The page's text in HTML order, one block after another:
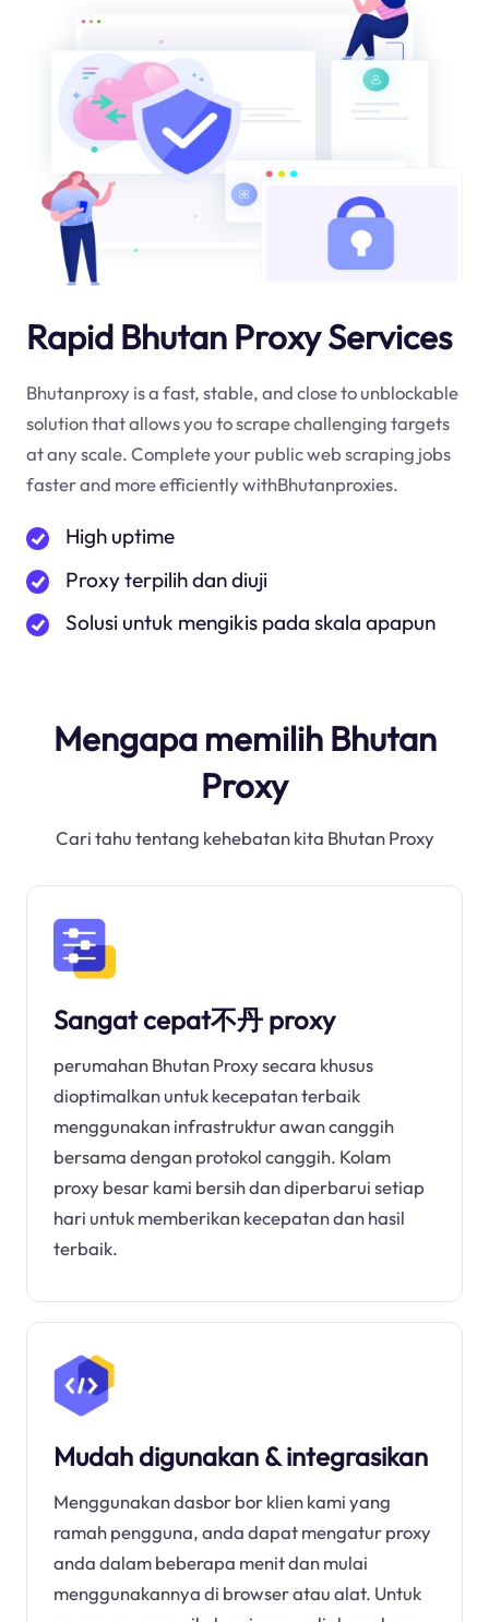
Rapid Bhutan Proxy Services
Bhutanproxy is a fast, stable, and close to unblockable
solution that allows you to scrape challenging targets
at any scale. Complete your public web scraping jobs
faster and more efficiently withBhutanproxies.
High uptime
Proxy terpilih dan diuji
Solusi untuk mengikis pada skala apapun
Mengapa memilih Bhutan
Proxy
Cari tahu tentang kehebatan kita Bhutan Proxy
Sangat cepat不丹 proxy
perumahan Bhutan Proxy secara khusus
dioptimalkan untuk kecepatan terbaik
menggunakan infrastruktur awan canggih
bersama dengan protokol canggih. Kolam
proxy besar kami bersih dan diperbarui setiap
hari untuk memberikan kecepatan dan hasil
terbaik.
Mudah digunakan & integrasikan
Menggunakan dasbor bor klien kami yang
ramah pengguna, anda dapat mengatur proxy
anda dalam beberapa menit dan mulai
menggunakannya di browser atau alat. Untuk